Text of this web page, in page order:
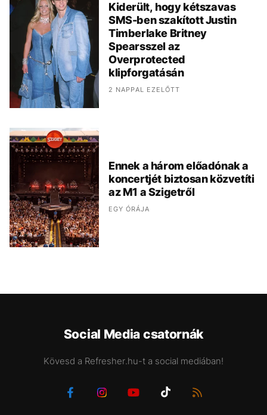
Kiderült, hogy kétszavas
SMS-ben szakított Justin
Timberlake Britney
Spearsszel az
Overprotected
klipforgatásán
2 NAPPAL EZELŐTT
Ennek a három előadónak a
koncertjét biztosan közvetíti
az M1 a Szigetről
EGY ÓRÁJA
Social Media csatornák
Kövesd a Refresher.hu-t a social mediában!